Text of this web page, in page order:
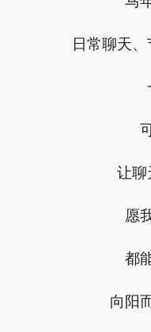
日常聊天
让聊
愿
都
向阳